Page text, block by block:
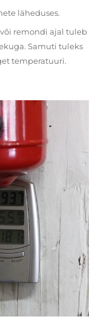
läheduses.
remondi ajal tuleb
Samuti tuleks
temperatuuri.